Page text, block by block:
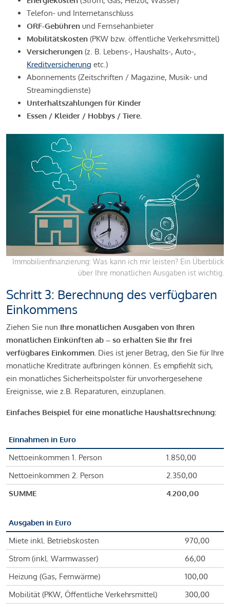
Telefon- und Internetanschluss
ORF-Gebühren und Fernsehanbieter
Mobilitätskosten (PKW bzw. öffentliche Verkehrsmittel)
Versicherungen (z. B. Lebens-, Haushalts-, Auto-,
Kreditversicherung etc.)
Abonnements (Zeitschriften / Magazine, Musik- und
Streamingdienste)
Unterhaltszahlungen für Kinder
Essen / Kleider / Hobbys / Tiere.
Immobilienfinanzierung: Was kann ich mir leisten? Ein Überblick
über Ihre monatlichen Ausgaben ist wichtig.
Schritt 3: Berechnung des verfügbaren
Einkommens
Ziehen Sie nun Ihre monatlichen Ausgaben von Ihren
monatlichen Einkünften ab – so erhalten Sie Ihr frei
verfügbares Einkommen. Dies ist jener Betrag, den Sie für Ihre
monatliche Kreditrate aufbringen können. Es empfiehlt sich,
ein monatliches Sicherheitspolster für unvorhergesehene
Ereignisse, wie z.B. Reparaturen, einzuplanen.
Einfaches Beispiel für eine monatliche Haushaltsrechnung:
Einnahmen in Euro
Nettoeinkommen 1. Person
1.850,00
Nettoeinkommen 2. Person
2.350,00
SUMME
4.200,00
Ausgaben in Euro
Miete inkl. Betriebskosten
970,00
Strom (inkl. Warmwasser)
66,00
Heizung (Gas, Fernwärme)
100,00
Mobilität (PKW, Öffentliche Verkehrsmittel)
300,00